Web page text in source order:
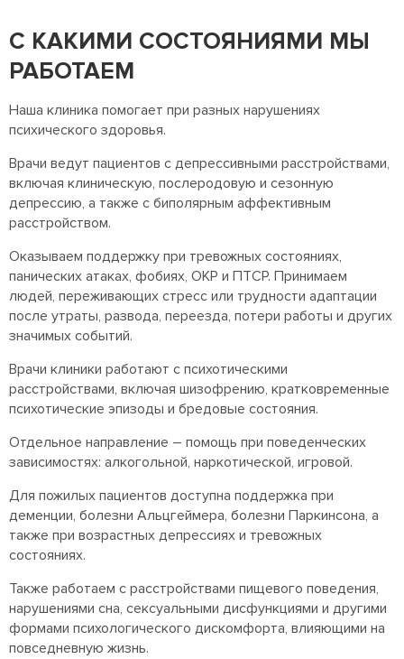
С КАКИМИ СОСТОЯНИЯМИ МЫ
РАБОТАЕМ
Наша клиника помогает при разных нарушениях
психического здоровья.
Врачи ведут пациентов с депрессивными расстройствами,
включая клиническую, послеродовую и сезонную
депрессию, а также с биполярным аффективным
расстройством.
Оказываем поддержку при тревожных состояниях,
панических атаках, фобиях, ОКР и ПТСР. Принимаем
людей, переживающих стресс или трудности адаптации
после утраты, развода, переезда, потери работы и других
значимых событий.
Врачи клиники работают с психотическими
расстройствами, включая шизофрению, кратковременные
психотические эпизоды и бредовые состояния.
Отдельное направление – помощь при поведенческих
зависимостях: алкогольной, наркотической, игровой.
Для пожилых пациентов доступна поддержка при
деменции, болезни Альцгеймера, болезни Паркинсона, а
также при возрастных депрессиях и тревожных
состояниях.
Также работаем с расстройствами пищевого поведения,
нарушениями сна, сексуальными дисфункциями и другими
формами психологического дискомфорта, влияющими на
повседневную жизнь.